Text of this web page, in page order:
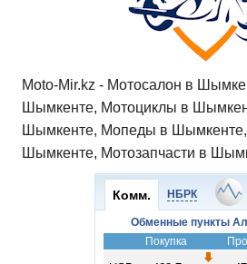
Moto-Mir.kz - Мотосалон в
Шымкенте, Мотоциклы в
Шымкенте, Мопеды в Шымкенте,
Шымкенте, Мотозапчасти в